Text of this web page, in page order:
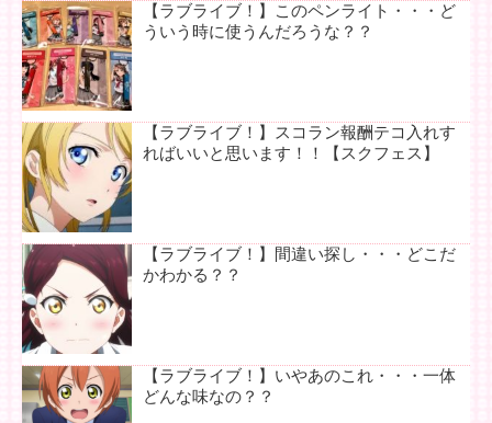
【ラブライブ！】このペンライト・・・ど
ういう時に使うんだろうな？？
【ラブライブ！】スコラン報酬テコ入れす
ればいいと思います！！【スクフェス】
【ラブライブ！】間違い探し・・・どこだ
かわかる？？
【ラブライブ！】いやあのこれ・・・一体
どんな味なの？？